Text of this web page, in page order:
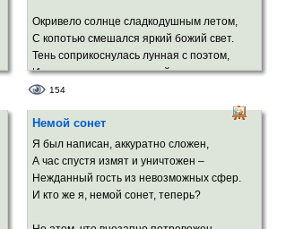
Окривело солнце сладкодушным летом,
С копотью смешался яркий божий свет.
Тень соприкоснулась лунная с поэтом,
И родился этот солнечный сонет.
Давится в азарте, как в последний раз…
Солнца шарик шарит, весь покрытый
сажей,
В темноте по небу, будто ищет нас.
А Земля подвоха с нетерпеньем ждёт…
154
Немой сонет
Я был написан, аккуратно сложен,
А час спустя измят и уничтожен –
Нежданный гость из невозможных сфер.
И кто же я, немой сонет, теперь?